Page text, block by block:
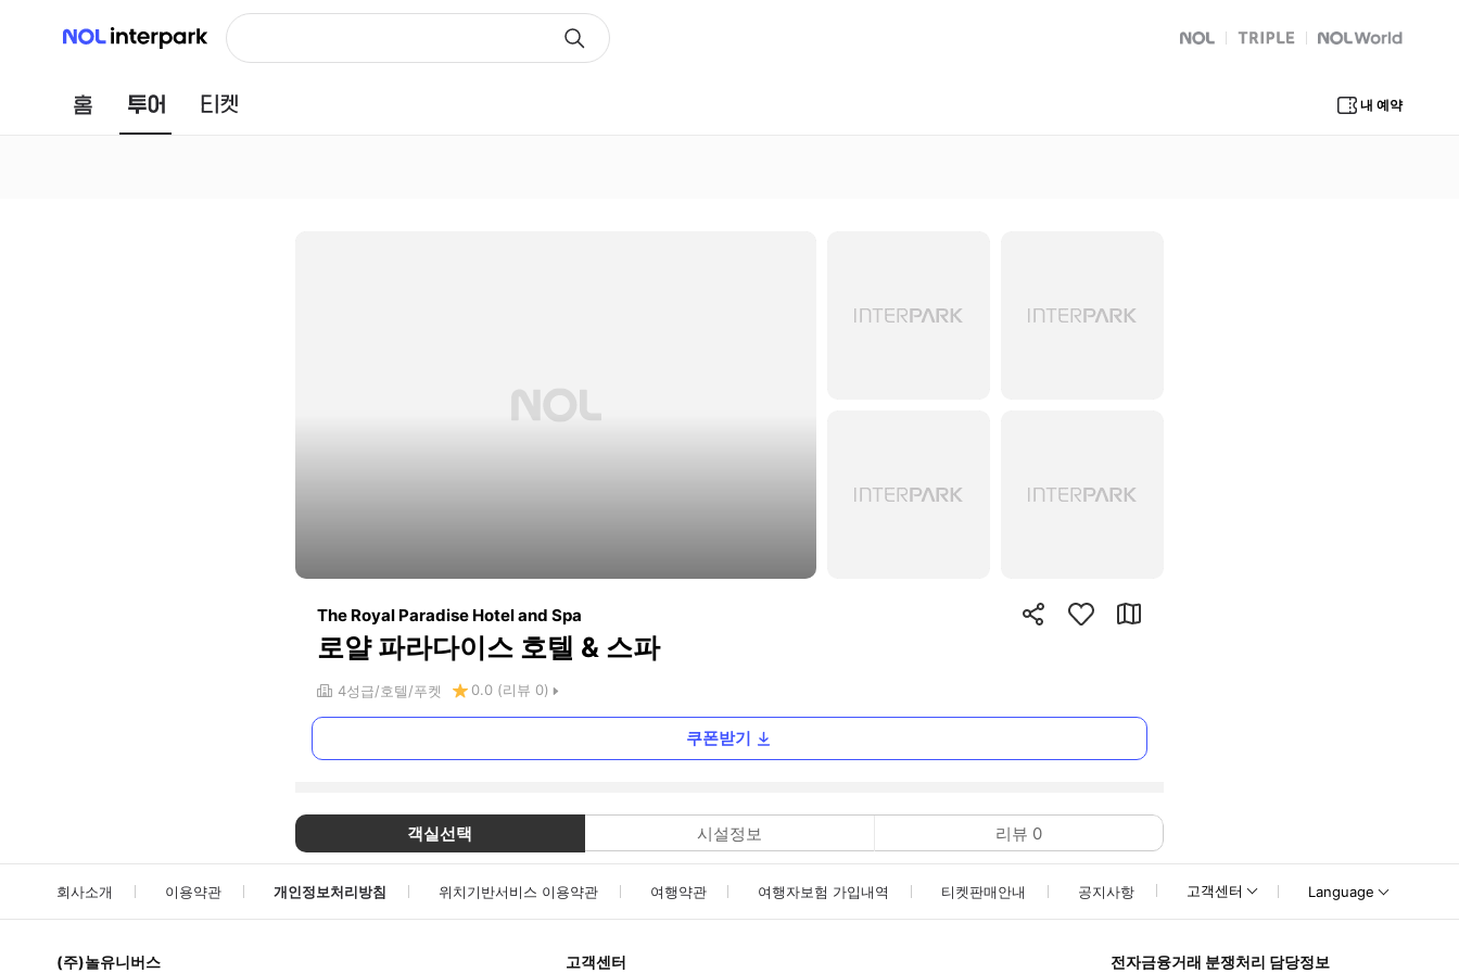
NOL 인터파크
NOL
트리플 Global Interpark
홈 투어 내 예약
The Royal Paradise Hotel and Spa
로얄 파라다이스 호텔 & 스파
4성급 호텔 푸켓 0.0 (리뷰 0)
쿠폰받기
객실선택 시설정보 리뷰 0
회사소개 이용약관 개인정보처리방침 위치기반서비스 이용약관 여행약관 여행자보험 가입내역 티켓판매안내 공지사항 고객센터 Language
(주)놀유니버스 고객센터 전자금융거래 분쟁처리 담당정보